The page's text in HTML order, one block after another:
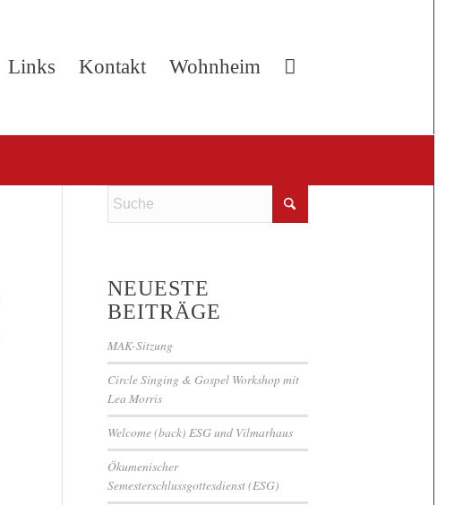
Links Kontakt Wohnheim
NEUESTE
BEITRÄGE
MAK-Sitzung
Circle Singing & Gospel Workshop mit
Lea Morris
Welcome (back) ESG und Vilmarhaus
Ökumenischer
Semesterschlussgottesdienst (ESG)